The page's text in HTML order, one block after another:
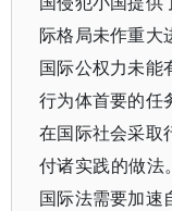
际格局未作重大
国际公权力未能
行为体首要的任
在国际社会采取
付诸实践的做法
国际法需要加速